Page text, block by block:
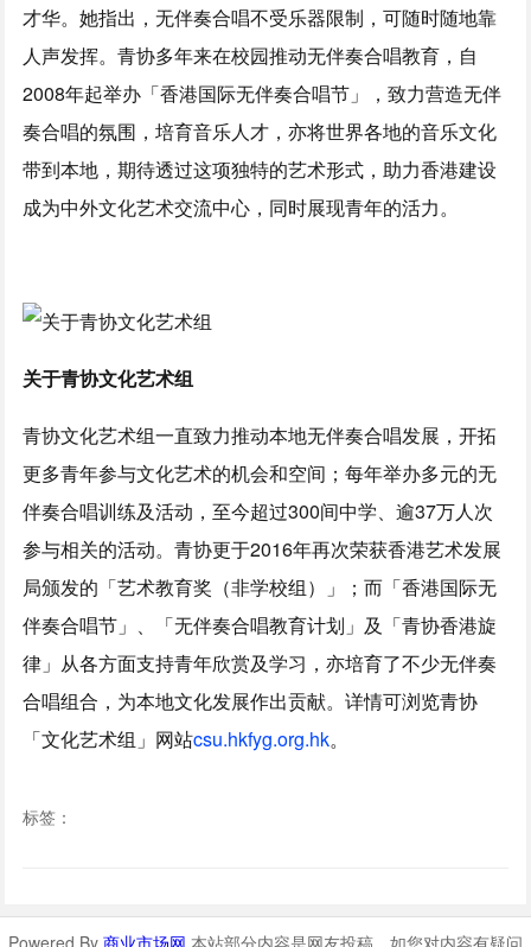
才华。她指出，无伴奏合唱不受乐器限制，可随时随地靠
人声发挥。青协多年来在校园推动无伴奏合唱教育，自
2008年起举办「香港国际无伴奏合唱节」，致力营造无伴
奏合唱的氛围，培育音乐人才，亦将世界各地的音乐文化
带到本地，期待透过这项独特的艺术形式，助力香港建设
成为中外文化艺术交流中心，同时展现青年的活力。
关于青协文化艺术组
青协文化艺术组一直致力推动本地无伴奏合唱发展，开拓
更多青年参与文化艺术的机会和空间；每年举办多元的无
伴奏合唱训练及活动，至今超过300间中学、逾37万人次
参与相关的活动。青协更于2016年再次荣获香港艺术发展
局颁发的「艺术教育奖（非学校组）」；而「香港国际无
伴奏合唱节」、「无伴奏合唱教育计划」及「青协香港旋
律」从各方面支持青年欣赏及学习，亦培育了不少无伴奏
合唱组合，为本地文化发展作出贡献。详情可浏览青协
「文化艺术组」网站csu.hkfyg.org.hk。
标签：
Powered By 商业市场网 本站部分内容是网友投稿，如您对内容有疑问